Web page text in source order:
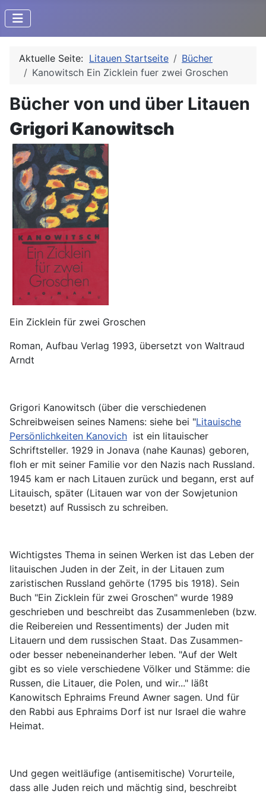
Aktuelle Seite: Litauen Startseite
Bücher
Kanowitsch Ein Zicklein fuer zwei Groschen
Bücher von und über Litauen
Grigori Kanowitsch
Ein Zicklein für zwei Groschen
Roman, Aufbau Verlag 1993, übersetzt von Waltraud
Arndt
Grigori Kanowitsch (über die verschiedenen
Schreibweisen seines Namens: siehe bei "Litauische
Persönlichkeiten Kanovich ist ein litauischer
Schriftsteller. 1929 in Jonava (nahe Kaunas) geboren,
floh er mit seiner Familie vor den Nazis nach Russland.
1945 kam er nach Litauen zurück und begann, erst auf
Litauisch, später (Litauen war von der Sowjetunion
besetzt) auf Russisch zu schreiben.
Wichtigstes Thema in seinen Werken ist das Leben der
litauischen Juden in der Zeit, in der Litauen zum
zaristischen Russland gehörte (1795 bis 1918). Sein
Buch "Ein Zicklein für zwei Groschen" wurde 1989
geschrieben und beschreibt das Zusammenleben (bzw.
die Reibereien und Ressentiments) der Juden mit
Litauern und dem russischen Staat. Das Zusammen-
oder besser nebeneinanderher leben. "Auf der Welt
gibt es so viele verschiedene Völker und Stämme: die
Russen, die Litauer, die Polen, und wir..." läßt
Kanowitsch Ephraims Freund Awner sagen. Und für
den Rabbi aus Ephraims Dorf ist nur Israel die wahre
Heimat.
Und gegen weitläufige (antisemitische) Vorurteile,
dass alle Juden reich und mächtig sind, beschreibt